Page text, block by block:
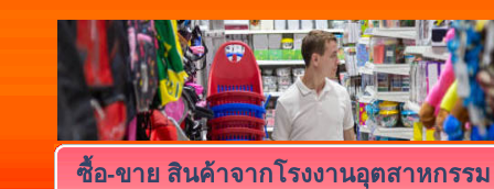
ซื้อ-ขาย สินค้าจากโรงงานอุตสาหกรร